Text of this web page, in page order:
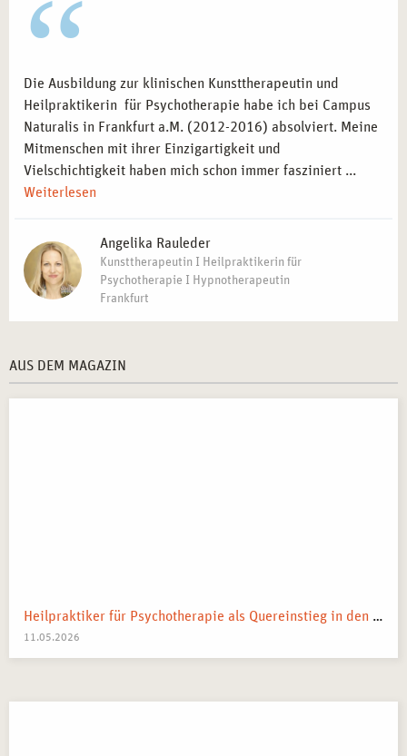
Die Ausbildung zur klinischen Kunsttherapeutin und
Heilpraktikerin für Psychotherapie habe ich bei Campus
Naturalis in Frankfurt a.M. (2012-2016) absolviert. Meine
Mitmenschen mit ihrer Einzigartigkeit und
Vielschichtigkeit haben mich schon immer fasziniert ...
Weiterlesen
Angelika Rauleder
Kunsttherapeutin I Heilpraktikerin für
Psychotherapie I Hypnotherapeutin
Frankfurt
AUS DEM MAGAZIN
Heilpraktiker für Psychotherapie als Quereinstieg in den Heilberuf
11.05.2026